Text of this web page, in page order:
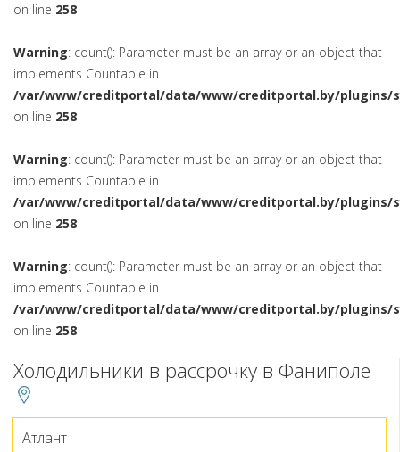
on line 258
Warning: count(): Parameter must be an array or an object that
implements Countable in
/var/www/creditportal/data/www/creditportal.by/plugins/
on line 258
Warning: count(): Parameter must be an array or an object that
implements Countable in
/var/www/creditportal/data/www/creditportal.by/plugins/
on line 258
Warning: count(): Parameter must be an array or an object that
implements Countable in
/var/www/creditportal/data/www/creditportal.by/plugins/
on line 258
Холодильники в рассрочку в Фаниполе
Атлант